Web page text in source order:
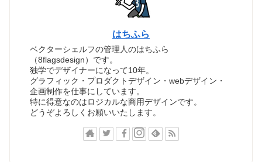
はちふら
ベクターシェルフの管理人のはちふら
（8flagsdesign）です。
独学でデザイナーになって10年。
グラフィック・プロダクトデザイン・webデザイン・
企画制作を仕事にしています。
特に得意なのはロジカルな商用デザインです。
どうぞよろしくお願いいたします。